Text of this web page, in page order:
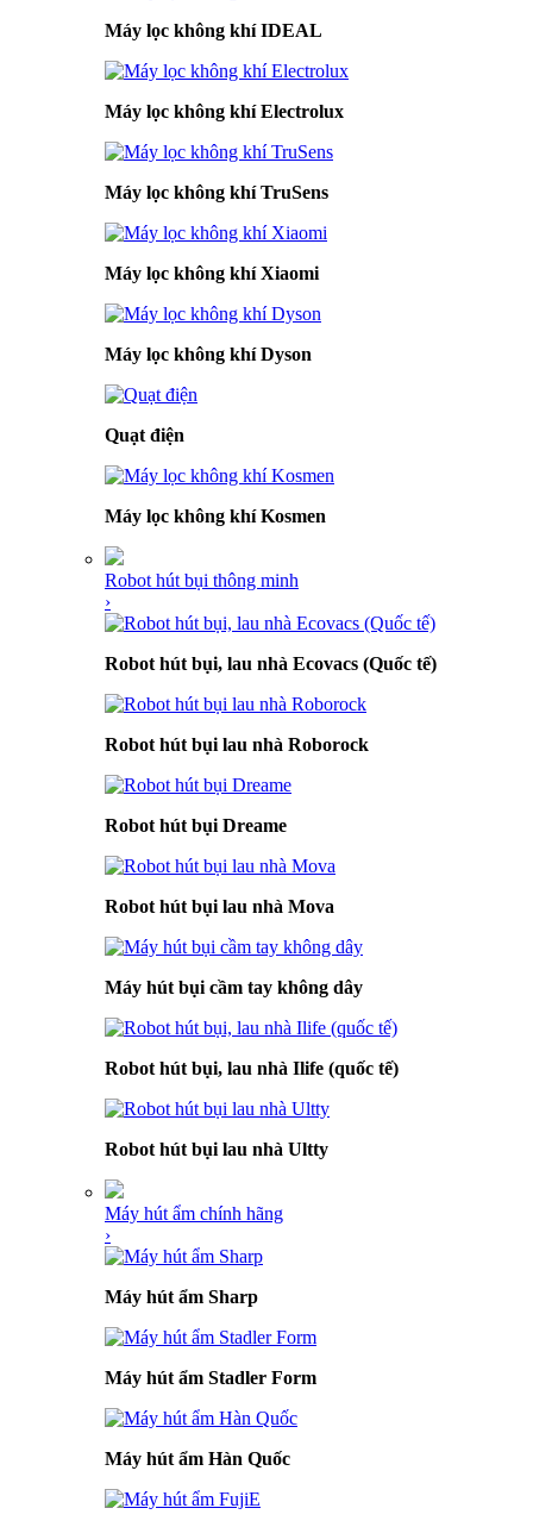
Máy lọc không khí IDEAL
Máy lọc không khí Electrolux
Máy lọc không khí TruSens
Máy lọc không khí Xiaomi
Máy lọc không khí Dyson
Quạt điện
Máy lọc không khí Kosmen
Robot hút bụi thông minh
›
Robot hút bụi, lau nhà Ecovacs (Quốc tế)
Robot hút bụi lau nhà Roborock
Robot hút bụi Dreame
Robot hút bụi lau nhà Mova
Máy hút bụi cầm tay không dây
Robot hút bụi, lau nhà Ilife (quốc tế)
Robot hút bụi lau nhà Ultty
Máy hút ẩm chính hãng
›
Máy hút ẩm Sharp
Máy hút ẩm Stadler Form
Máy hút ẩm Hàn Quốc